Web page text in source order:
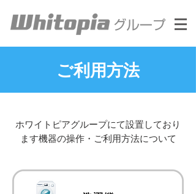
ご利用方法
ホワイトピアグループにて設置しており
ます機器の操作・ご利用方法について